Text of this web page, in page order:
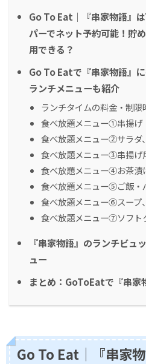
Go To Eat｜『串家物語』
パーでネット予約可能！貯
用できる？
Go To Eatで『串家物語』
ランチメニューも紹介
ランチタイムの料金・制限
食べ放題メニュー①串揚げ
食べ放題メニュー②サラダ
食べ放題メニュー③串揚げ
食べ放題メニュー④お茶漬
食べ放題メニュー⑤ご飯・
食べ放題メニュー⑥スープ
食べ放題メニュー⑦ソフト
『串家物語』のランチビュ
ュー
まとめ：GoToEatで『串家
Go To Eat｜『串家